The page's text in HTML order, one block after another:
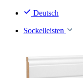
Deutsch
Sockelleisten